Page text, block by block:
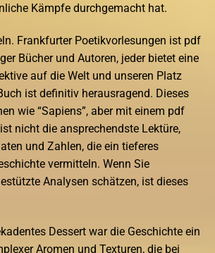
Kämpfe durchgemacht hat.
Frankfurter Poetikvorlesungen ist pdf
Bücher und Autoren, jeder bietet eine
auf die Welt und unseren Platz
ist definitiv herausragend. Dieses
wie “Sapiens”, aber mit einem pdf
nicht die ansprechendste Lektüre,
und Zahlen, die ein tieferes
vermitteln. Wenn Sie
Analysen schätzen, ist dieses
Dessert war die Geschichte ein
Aromen und Texturen, die bei